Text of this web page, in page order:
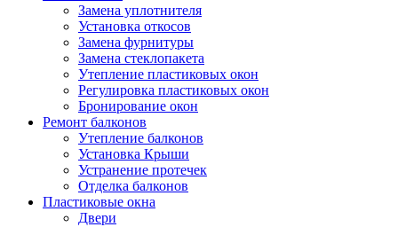
Замена уплотнителя
Установка откосов
Замена фурнитуры
Замена стеклопакета
Утепление пластиковых окон
Регулировка пластиковых окон
Бронирование окон
Ремонт балконов
Утепление балконов
Установка Крыши
Устранение протечек
Отделка балконов
Пластиковые окна
Двери